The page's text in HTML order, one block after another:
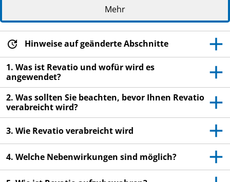
Dieses Arzneimittel wurde Ihnen persönlich
verschrieben. Geben Sie es nicht an Dritte weiter.
Es kann anderen Menschen schaden, auch wenn
diese die gleichen Beschwerden haben wie Sie.
Wenn Sie Nebenwirkungen bemerken, wenden Sie
sich an Ihren Arzt oder Apotheker. Dies gilt auch
für Nebenwirkungen, die nicht in dieser
Packungsbeilage angegeben sind. Siehe Abschnitt
4.
Mehr
Hinweise auf geänderte Abschnitte
1. Was ist Revatio und wofür wird es
angewendet?
2. Was sollten Sie beachten, bevor Ihnen Revatio
verabreicht wird?
3. Wie Revatio verabreicht wird
4. Welche Nebenwirkungen sind möglich?